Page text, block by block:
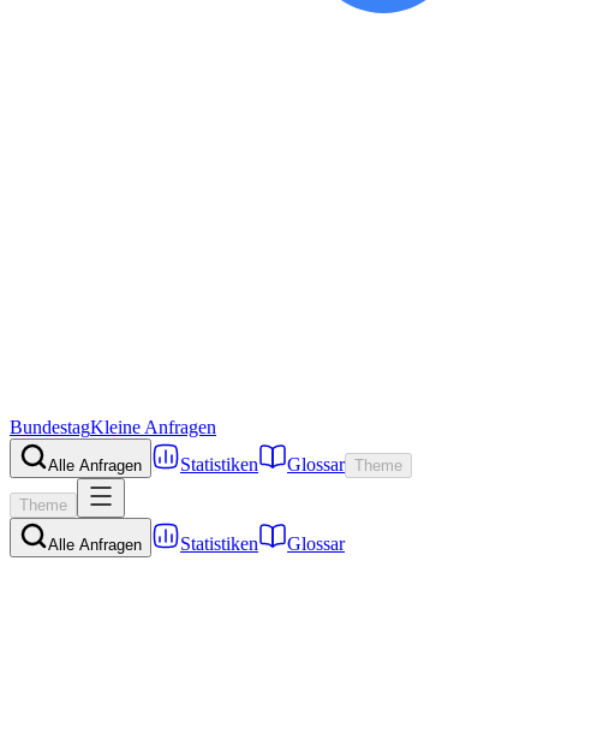
BundestagKleine Anfragen
Alle Anfragen Statistiken Glossar Theme
Theme
Alle Anfragen Statistiken Glossar